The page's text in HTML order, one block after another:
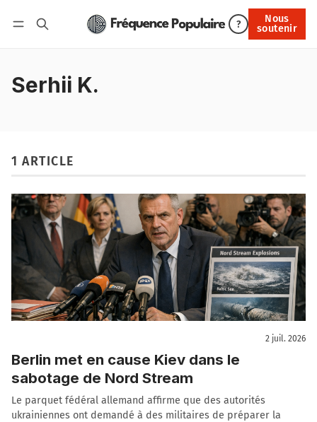
?
Nous
soutenir
Nous soutenir
Serhii K.
1 ARTICLE
2 juil. 2026
Berlin met en cause Kiev dans le
sabotage de Nord Stream
Le parquet fédéral allemand affirme que des autorités
ukrainiennes ont demandé à des militaires de préparer la